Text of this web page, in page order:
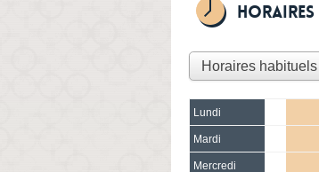
Horaires
Lundi
Mardi
Mercredi